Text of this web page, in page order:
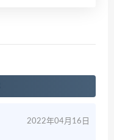
2022年04月16日